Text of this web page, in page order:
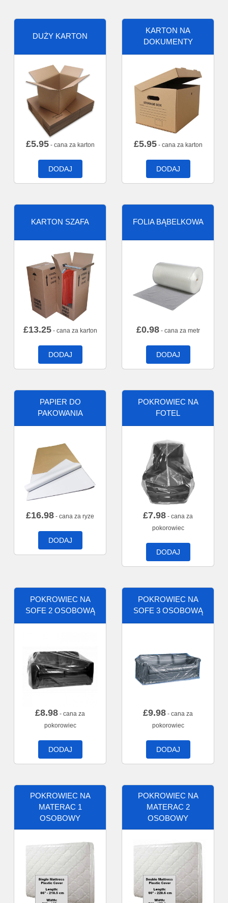
DUŻY KARTON
£5.95- cana za karton
DODAJ
KARTON NA
DOKUMENTY
£5.95- cana za karton
DODAJ
KARTON SZAFA
£13.25- cana za karton
DODAJ
FOLIA BĄBELKOWA
£0.98- cana za metr
DODAJ
PAPIER DO
PAKOWANIA
£16.98 - cana za ryze
DODAJ
POKROWIEC NA
FOTEL
£7.98 - cana za
pokorowiec
DODAJ
POKROWIEC NA
SOFE 2 OSOBOWĄ
£8.98 - cana za
pokorowiec
DODAJ
POKROWIEC NA
SOFE 3 OSOBOWĄ
£9.98 - cana za
pokorowiec
DODAJ
POKROWIEC NA
MATERAC 1
OSOBOWY
POKROWIEC NA
MATERAC 2
OSOBOWY